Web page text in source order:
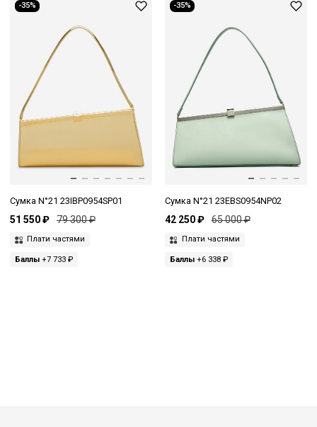
-35%
Сумка N°21 23IBP0954SP01
51 550 ₽ 79 300 ₽
Плати частями
Баллы +7 733 ₽
-35%
Сумка N°21 23EBS0954NP02
42 250 ₽ 65 000 ₽
Плати частями
Баллы+6 338 ₽